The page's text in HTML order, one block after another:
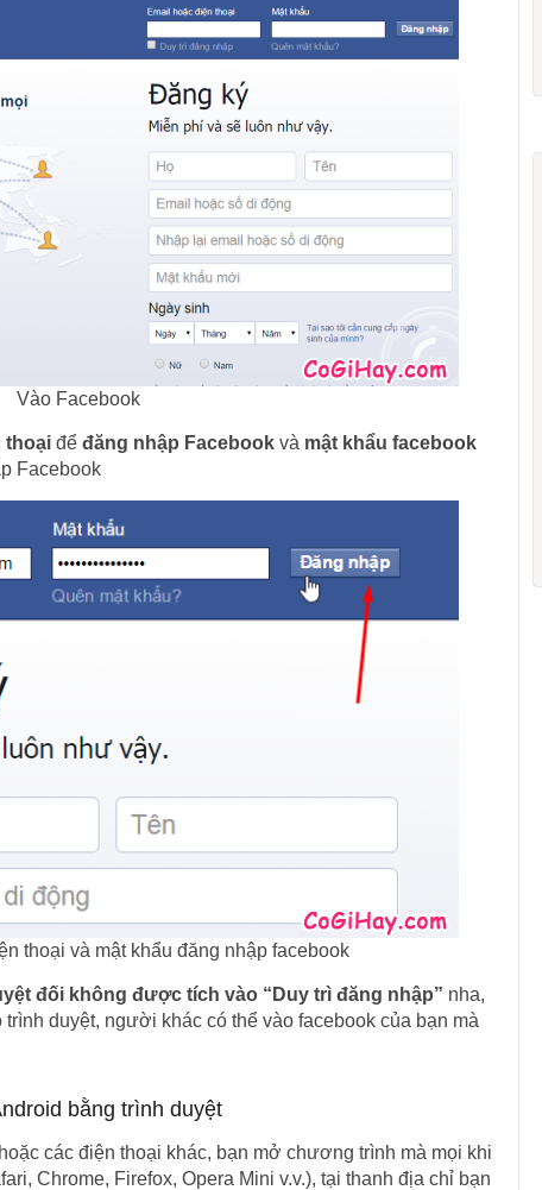
Vào Facebook
thoạiđể đăng nhập Facebookvà mật khẩu facebook
Facebook
thoại và mật khẩu đăng nhập facebook
đối không được tích vào “Duy trì đăng nhập” nha,
duyệt, người khác có thể vào facebook của bạn mà
bằng trình duyệt
các điện thoại khác, bạn mở chương trình mà mọi khi
Chrome, Firefox, Opera Mini v.v.), tại thanh địa chỉ bạn